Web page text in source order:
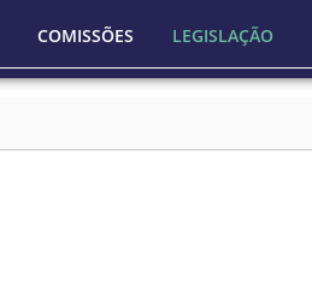
COMISSÕES LEGISLAÇÃO